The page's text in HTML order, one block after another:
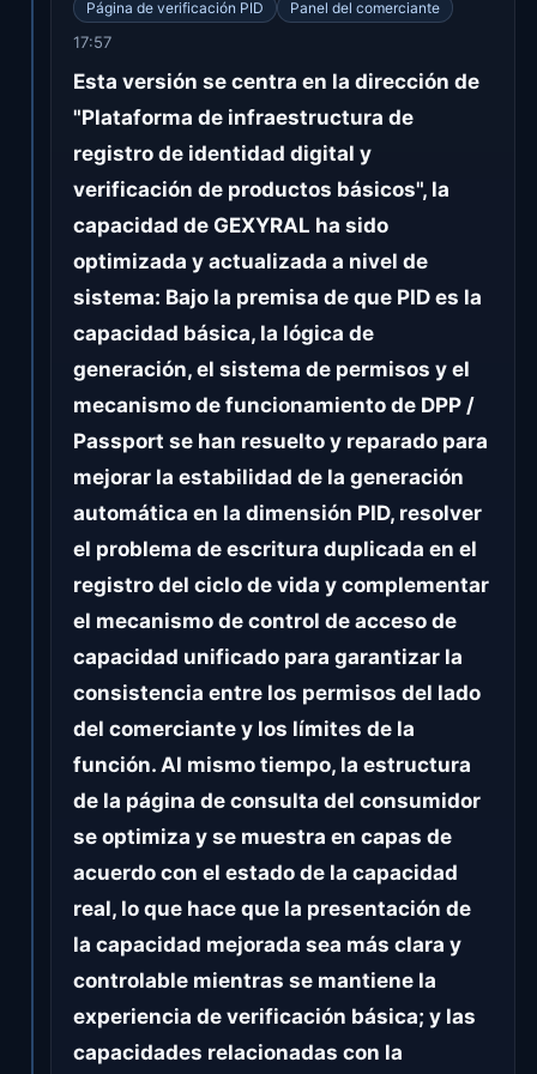
Página de verificación PID Panel del comerciante
17:57
Esta versión se centra en la dirección de
"Plataforma de infraestructura de
registro de identidad digital y
verificación de productos básicos", la
capacidad de GEXYRAL ha sido
optimizada y actualizada a nivel de
sistema: Bajo la premisa de que PID es la
capacidad básica, la lógica de
generación, el sistema de permisos y el
mecanismo de funcionamiento de DPP /
Passport se han resuelto y reparado para
mejorar la estabilidad de la generación
automática en la dimensión PID, resolver
el problema de escritura duplicada en el
registro del ciclo de vida y complementar
el mecanismo de control de acceso de
capacidad unificado para garantizar la
consistencia entre los permisos del lado
del comerciante y los límites de la
función. Al mismo tiempo, la estructura
de la página de consulta del consumidor
se optimiza y se muestra en capas de
acuerdo con el estado de la capacidad
real, lo que hace que la presentación de
la capacidad mejorada sea más clara y
controlable mientras se mantiene la
experiencia de verificación básica; y las
capacidades relacionadas con la